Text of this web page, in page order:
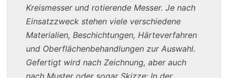
Kreismesser und rotierende Messer. Je nach
Einsatzzweck stehen viele verschiedene
Materialien, Beschichtungen, Härteverfahren
und Oberflächenbehandlungen zur Auswahl.
Gefertigt wird nach Zeichnung, aber auch